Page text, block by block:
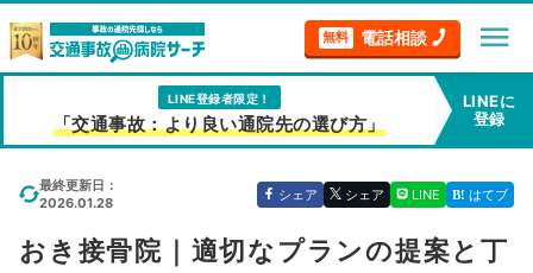
無料 電話相談 menu
LINE登録者限定！
「交通事故：より良い通院先の選び方」
LINEに
登録
最終更新日：
2026.01.28
シェア シェア LINE はてブ
おき接骨院｜適切なプランの提案と丁